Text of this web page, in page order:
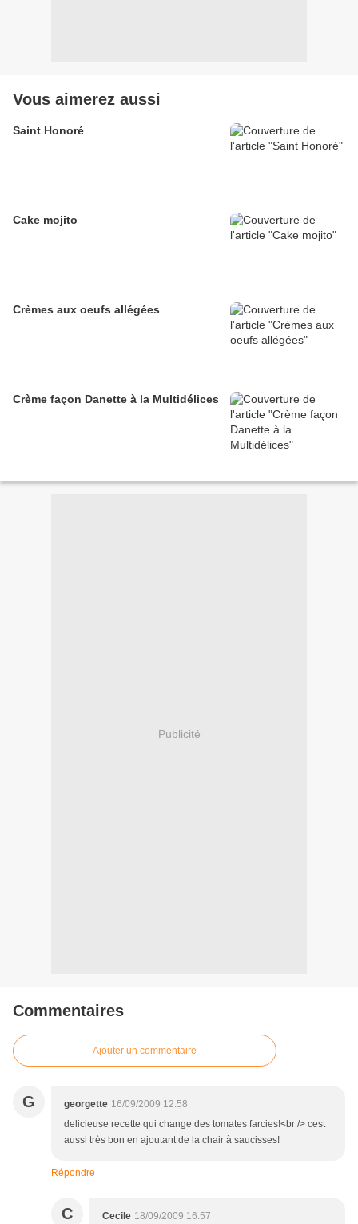
Vous aimerez aussi
Saint Honoré
Cake mojito
Crèmes aux oeufs allégées
Crème façon Danette à la Multidélices
Publicité
Commentaires
Ajouter un commentaire
G georgette 16/09/2009 12:58
delicieuse recette qui change des tomates farcies!<br /> cest
aussi très bon en ajoutant de la chair à saucisses!
Répondre
C Cecile 18/09/2009 16:57